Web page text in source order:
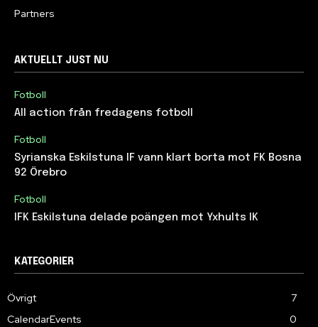
Partners
AKTUELLT JUST NU
Fotboll
All action från fredagens fotboll
Fotboll
Syrianska Eskilstuna IF vann klart borta mot FK Bosna
92 Örebro
Fotboll
IFK Eskilstuna delade poängen mot Yxhults IK
KATEGORIER
Övrigt
7
CalendarEvents
0